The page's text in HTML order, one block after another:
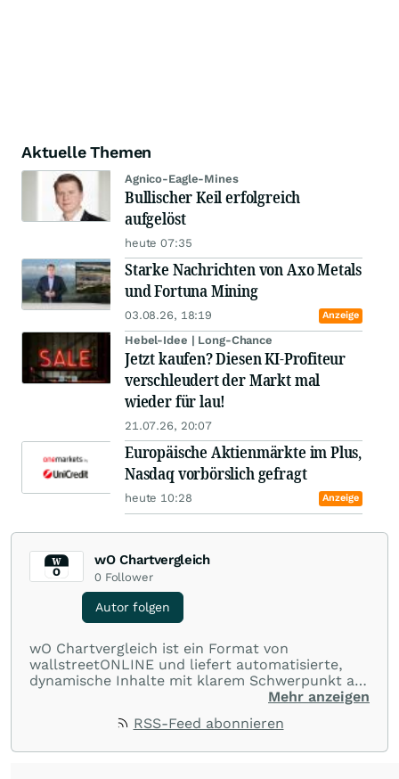
Aktuelle Themen
Agnico-Eagle-Mines
Bullischer Keil erfolgreich
aufgelöst
heute 07:35
Starke Nachrichten von Axo Metals
und Fortuna Mining
03.08.26, 18:19 Anzeige
Hebel-Idee | Long-Chance
Jetzt kaufen? Diesen KI-Profiteur
verschleudert der Markt mal
wieder für lau!
21.07.26, 20:07
Europäische Aktienmärkte im Plus,
Nasdaq vorbörslich gefragt
heute 10:28 Anzeige
wO Chartvergleich
0 Follower
Autor folgen
wO Chartvergleich ist ein Format von
wallstreetONLINE und liefert automatisierte,
dynamische Inhalte mit klarem Schwerpunkt auf
Charts und Performance-Vergleiche. Im Fokus
Kursverläufe einer breiten Auswahl an Aktien
Mehr anzeigen
RSS-Feed abonnieren